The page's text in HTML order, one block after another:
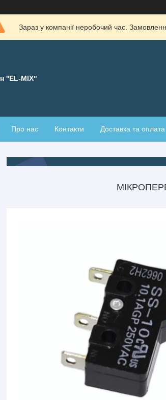
Зараз у компанії неробочий час.
''EL-MIX"
Про нас Контакти Доставка та оплата